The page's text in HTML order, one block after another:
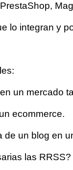
lo integran y
un mercado
ecommerce.
de un blog en
las RRSS?